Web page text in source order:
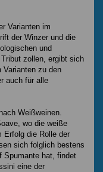
Varianten im
der Winzer und die
und
zollen, ergibt sich
Varianten zu den
auch für alle
Weißweinen.
wo die weiße
Erfolg die Rolle der
sich folglich bestens
Spumante hat, findet
eine der